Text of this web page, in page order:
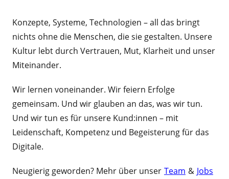
zweimal machen. Denn eine gesunde
Fehlerkultur schafft Vertrauen, fördert
Innovation und macht Weiterentwicklung
Konzepte, Systeme, Technologien – all das bringt
nichts ohne die Menschen, die sie gestalten. Unsere
Kultur lebt durch Vertrauen, Mut, Klarheit und unser
Miteinander.
Wir lernen voneinander. Wir feiern Erfolge
gemeinsam. Und wir glauben an das, was wir tun.
Und wir tun es für unsere Kund:innen – mit
Leidenschaft, Kompetenz und Begeisterung für das
Digitale.
Neugierig geworden? Mehr über unser Team & Jobs